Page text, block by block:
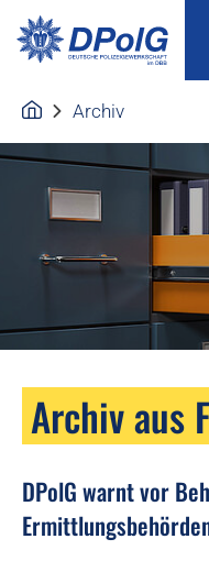
Archiv
Archiv aus
DPolG warnt vor